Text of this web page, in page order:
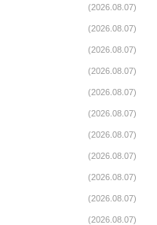
(2026.08.07)
(2026.08.07)
(2026.08.07)
(2026.08.07)
(2026.08.07)
(2026.08.07)
(2026.08.07)
(2026.08.07)
(2026.08.07)
(2026.08.07)
(2026.08.07)